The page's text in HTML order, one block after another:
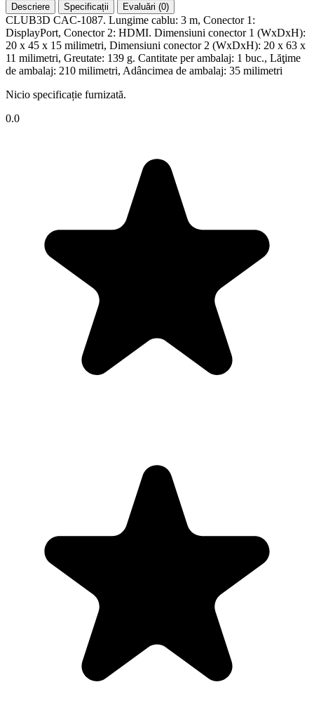
Descriere Specificații Evaluări (0)
CLUB3D CAC-1087. Lungime cablu: 3 m, Conector 1:
DisplayPort, Conector 2: HDMI. Dimensiuni conector 1 (WxDxH):
20 x 45 x 15 milimetri, Dimensiuni conector 2 (WxDxH): 20 x 63 x
11 milimetri, Greutate: 139 g. Cantitate per ambalaj: 1 buc., Lăţime
de ambalaj: 210 milimetri, Adâncimea de ambalaj: 35 milimetri
Nicio specificație furnizată.
0.0